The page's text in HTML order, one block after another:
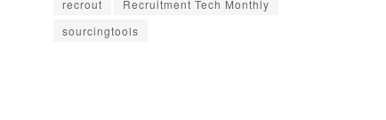
recrout
Recruitment Tech Monthly
sourcingtools